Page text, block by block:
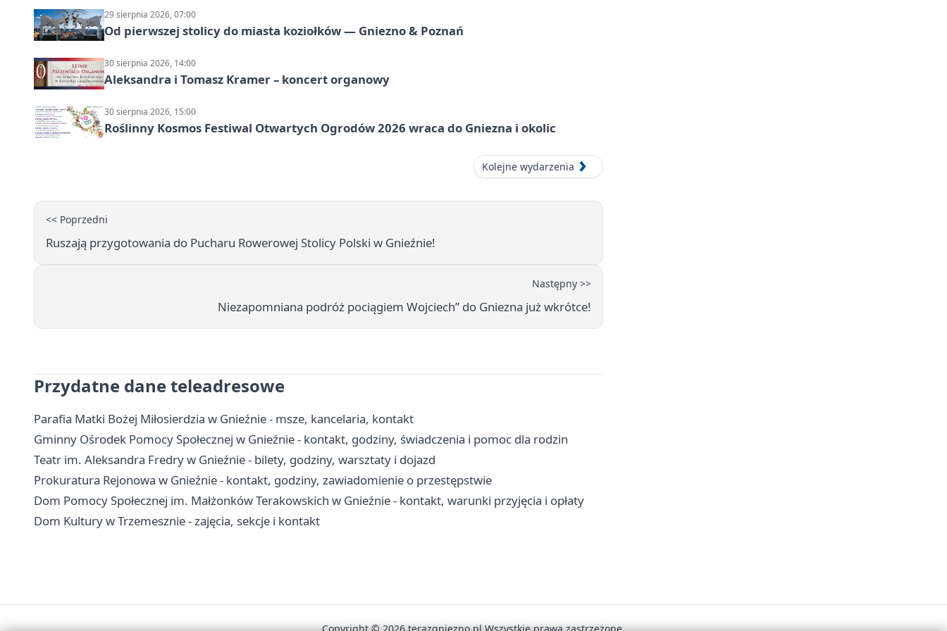
29 sierpnia 2026, 07:00
Od pierwszej stolicy do miasta koziołków — Gniezno & Poznań
30 sierpnia 2026, 14:00
Aleksandra i Tomasz Kramer – koncert organowy
30 sierpnia 2026, 15:00
Roślinny Kosmos Festiwal Otwartych Ogrodów 2026 wraca do Gniezna i okolic
Kolejne wydarzenia
<< Poprzedni
Ruszają przygotowania do Pucharu Rowerowej Stolicy Polski w Gnieźnie!
Następny >>
Niezapomniana podróż pociągiem Wojciech” do Gniezna już wkrótce!
Przydatne dane teleadresowe
Parafia Matki Bożej Miłosierdzia w Gnieźnie - msze, kancelaria, kontakt
Gminny Ośrodek Pomocy Społecznej w Gnieźnie - kontakt, godziny, świadczenia i pomoc dla rodzin
Teatr im. Aleksandra Fredry w Gnieźnie - bilety, godziny, warsztaty i dojazd
Prokuratura Rejonowa w Gnieźnie - kontakt, godziny, zawiadomienie o przestępstwie
Dom Pomocy Społecznej im. Małżonków Terakowskich w Gnieźnie - kontakt, warunki przyjęcia i opłaty
Dom Kultury w Trzemesznie - zajęcia, sekcje i kontakt